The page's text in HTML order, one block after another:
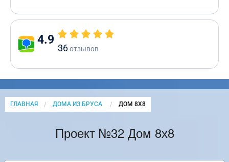
4.9
36отзывов
ГЛАВНАЯ ДОМА ИЗ БРУСА CURRENT:
ДОМ 8Х8
Проект №32 Дом 8х8